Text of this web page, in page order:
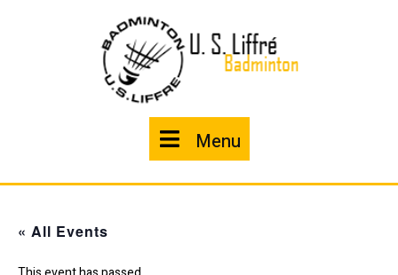
Menu
« All Events